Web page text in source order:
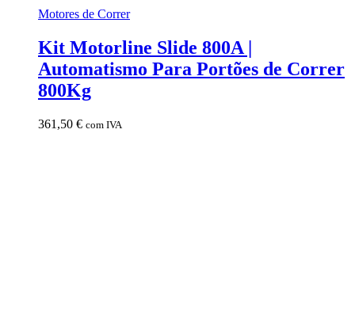
Motores de Correr
Kit Motorline Slide 800A |
Automatismo Para Portões de Correr
800Kg
361,50 € com IVA